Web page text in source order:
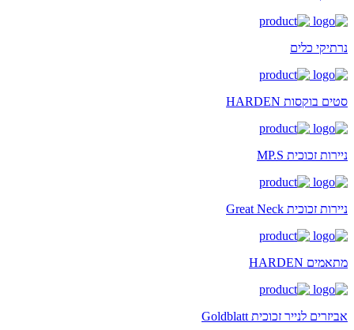
נרתיקי כלים
סטים בוקסות HARDEN
ניירות זכוכית MP.S
ניירות זכוכית Great Neck
מתאמים HARDEN
אביזרים לנייר זכוכית Goldblatt